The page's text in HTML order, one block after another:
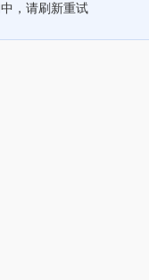
，请刷新重试